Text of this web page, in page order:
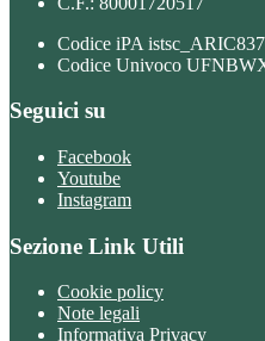
Codice iPA
Codice Univoco
Seguici su
Facebook
Youtube
Instagram
Sezione Link Utili
Cookie policy
Note legali
Informativa Privacy